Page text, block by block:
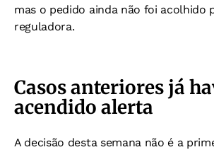
mas o pedido ainda não foi acolhido
reguladora.
Casos anteriores já
acendido alerta
A decisão desta semana não é a